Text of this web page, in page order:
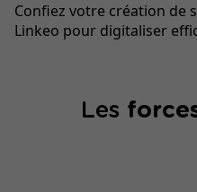
Confiez votre création de
Linkeo pour digitaliser
Les